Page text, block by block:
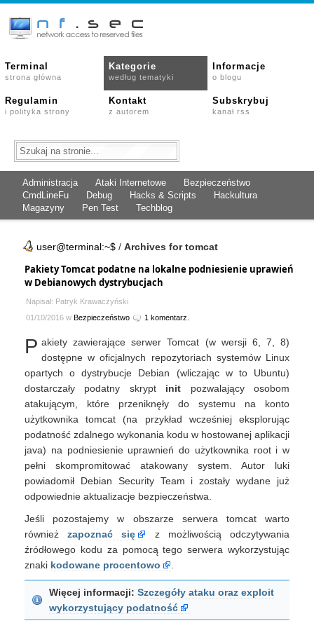
Terminal
strona główna
Kategorie
według tematyki
Informacje
o blogu
Regulamin
i polityka strony
Kontakt
z autorem
Subskrybuj
kanał rss
Administracja Ataki Internetowe
Bezpieczeństwo
CmdLineFu
Debug Hacks & Scripts
Hackultura
Magazyny
Pen Test Techblog
user@terminal:~$ / Archives for tomcat
Pakiety Tomcat podatne na lokalne podniesienie uprawień
w Debianowych dystrybucjach
Napisał: Patryk Krawaczyński
01/10/2016 w Bezpieczeństwo 1 komentarz.
P akiety zawierające serwer Tomcat (w wersji 6, 7, 8)
dostępne w oficjalnych repozytoriach systemów Linux
opartych o dystrybucje Debian (wliczając w to Ubuntu)
dostarczały podatny skrypt init pozwalający osobom
atakującym, które przeniknęły do systemu na konto
użytkownika tomcat (na przykład wcześniej eksplorując
podatność zdalnego wykonania kodu w hostowanej aplikacji
java) na podniesienie uprawnień do użytkownika root i w
pełni skompromitować atakowany system. Autor luki
powiadomił Debian Security Team i zostały wydane już
odpowiednie aktualizacje bezpieczeństwa.
Jeśli pozostajemy w obszarze serwera tomcat warto
równieżzapoznać się
z możliwością odczytywania
źródłowego kodu za pomocą tego serwera wykorzystując
znaki kodowane procentowo
Więcej informacji: Szczegóły ataku oraz exploit
wykorzystujący podatność